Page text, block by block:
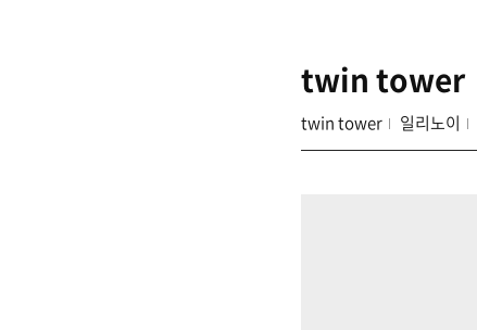
twin tower
twin tower 일리노이